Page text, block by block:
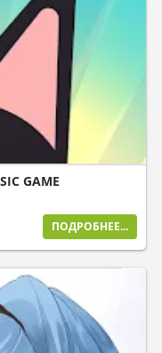
GAME
ПОДРОБНЕЕ...